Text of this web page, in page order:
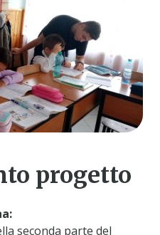
progetto
seconda parte del